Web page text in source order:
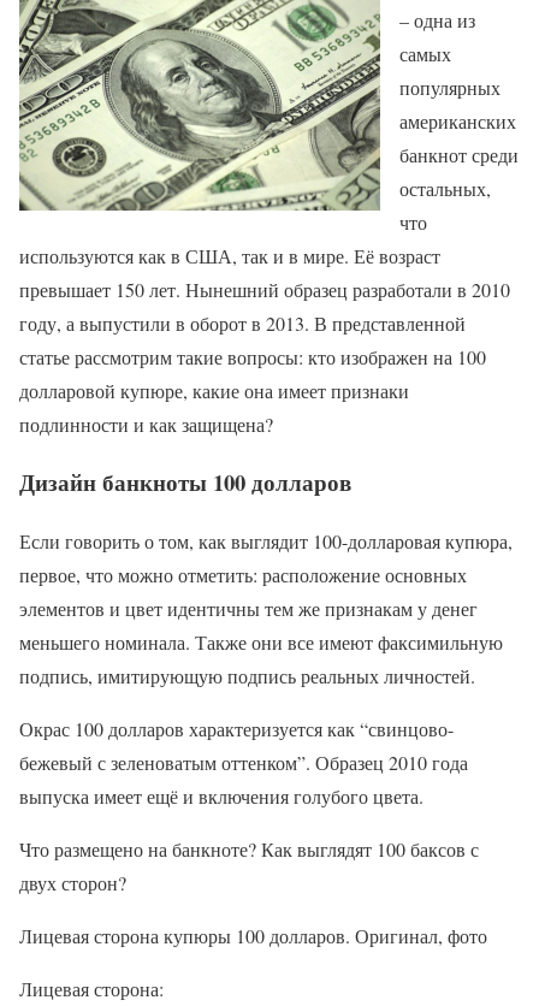
– одна из
самых
популярных
американских
банкнот среди
остальных,
что
используются как в США, так и в мире. Её возраст
превышает 150 лет. Нынешний образец разработали в 2010
году, а выпустили в оборот в 2013. В представленной
статье рассмотрим такие вопросы: кто изображен на 100
долларовой купюре, какие она имеет признаки
подлинности и как защищена?
Дизайн банкноты 100 долларов
Если говорить о том, как выглядит 100-долларовая купюра,
первое, что можно отметить: расположение основных
элементов и цвет идентичны тем же признакам у денег
меньшего номинала. Также они все имеют факсимильную
подпись, имитирующую подпись реальных личностей.
Окрас 100 долларов характеризуется как “свинцово-
бежевый с зеленоватым оттенком”. Образец 2010 года
выпуска имеет ещё и включения голубого цвета.
Что размещено на банкноте? Как выглядят 100 баксов с
двух сторон?
Лицевая сторона купюры 100 долларов. Оригинал, фото
Лицевая сторона: